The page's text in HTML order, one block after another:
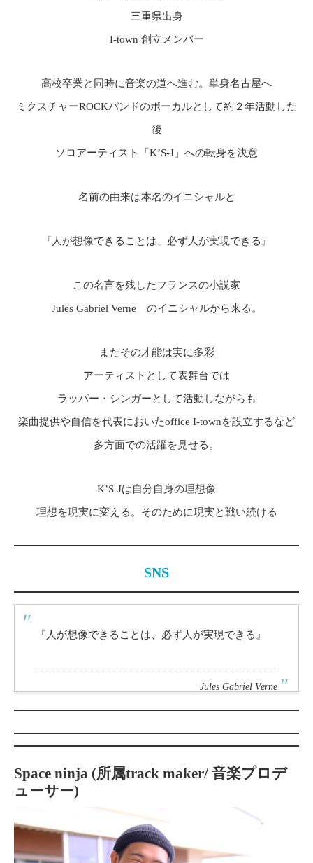
三重県出身
I-town 創立メンバー
高校卒業と同時に音楽の道へ進む。単身名古屋へ
ミクスチャーROCKバンドのボーカルとして約２年活動した
後
ソロアーティスト「K’S-J」への転身を決意
名前の由来は本名のイニシャルと
『人が想像できることは、必ず人が実現できる』
この名言を残したフランスの小説家
Jules Gabriel Verne のイニシャルから来る。
またその才能は実に多彩
アーティストとして表舞台では
ラッパー・シンガーとして活動しながらも
楽曲提供や自信を代表においたoffice I-townを設立するなど
多方面での活躍を見せる。
K’S-Jは自分自身の理想像
理想を現実に変える。そのために現実と戦い続ける
SNS
『人が想像できることは、必ず人が実現できる』
Jules Gabriel Verne
Space ninja (所属track maker/ 音楽プロデ
ューサー)